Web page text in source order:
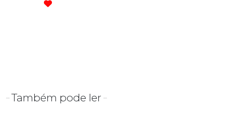
Também pode ler